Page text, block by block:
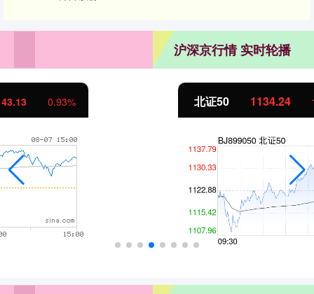
沪深京行情 实时轮播
北证50 11.37 1.01%